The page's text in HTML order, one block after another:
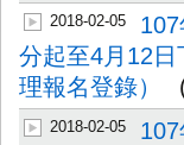
2018-02-05
分起至4月12
理報名登錄）
2018-02-05